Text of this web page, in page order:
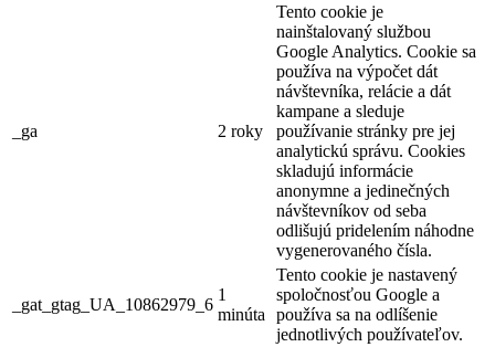
_ga 2 roky
Tento cookie je
nainštalovaný službou
Google Analytics. Cookie sa
používa na výpočet dát
návštevníka, relácie a dát
kampane a sleduje
používanie stránky pre jej
analytickú správu. Cookies
skladujú informácie
anonymne a jedinečných
návštevníkov od seba
odlišujú pridelením náhodne
vygenerovaného čísla.
_gat_gtag_UA_10862979_6
1
minúta
Tento cookie je nastavený
spoločnosťou Google a
používa sa na odlíšenie
jednotlivých používateľov.